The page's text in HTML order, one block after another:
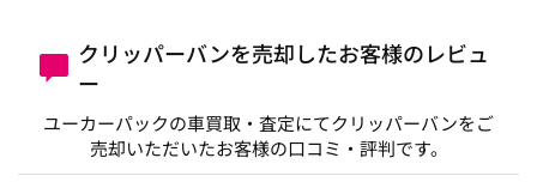
クリッパーバンを売却したお客様のレビュ
ー
ユーカーパックの車買取・査定にてクリッパーバンをご
売却いただいたお客様の口コミ・評判です。